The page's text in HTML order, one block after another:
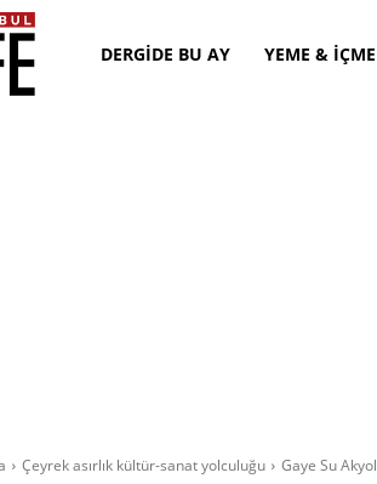
DERGİDE BU AY YEME & İÇME
Çeyrek asırlık kültür-sanat yolculuğu Gaye Su Akyol